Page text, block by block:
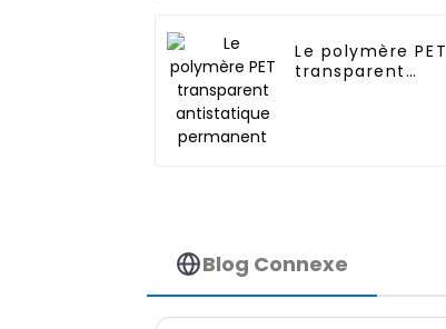
Le polymère PET
transparent
Blog Connexe